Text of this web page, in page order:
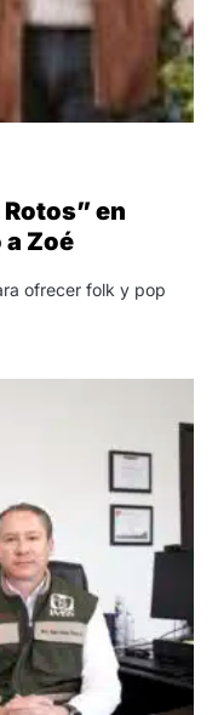
en
Zoé
ofrecer folk y pop